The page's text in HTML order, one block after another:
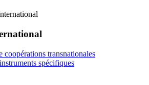
coopérations transnationales
spécifiques